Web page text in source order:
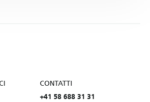
CONTATTI
+41 58 688 31 31